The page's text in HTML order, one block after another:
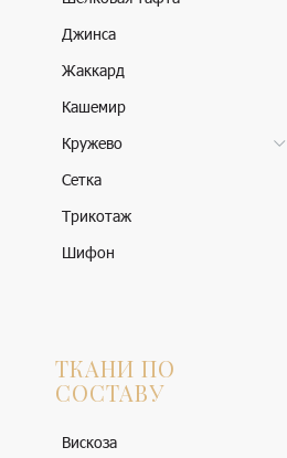
Джинса
Жаккард
Кашемир
Кружево
Сетка
Трикотаж
Шифон
ТКАНИ ПО
СОСТАВУ
Вискоза